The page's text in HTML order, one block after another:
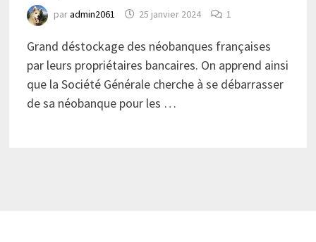
paradmin2061 25 janvier 2024 1
Grand déstockage des néobanques françaises
par leurs propriétaires bancaires. On apprend ainsi
que la Société Générale cherche à se débarrasser
de sa néobanque pour les …